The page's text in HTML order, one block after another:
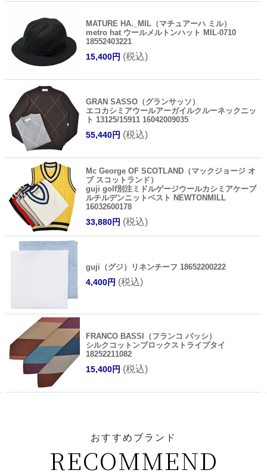
MATURE HA._MIL（マチュアーハ ミル）
metro hat ウールメルトンハット MIL-0710
18552403221
15,400円 (税込)
GRAN SASSO（グランサッソ）
エコカシミアウールアーガイルクルーネックニッ
ト 13125/15911 16042009035
55,440円 (税込)
Mc George OF SCOTLAND（マックジョージ オ
ブ スコットランド）
guji golf別注ミドルゲージウールカシミアケーブ
ルチルデンニットベスト NEWTONMILL
16032600178
33,880円 (税込)
guji（グジ）リネンチーフ 18652200222
4,400円 (税込)
FRANCO BASSI（フランコ バッシ）
シルクコットンブロックストライプタイ
18252211082
15,400円 (税込)
おすすめブランド
RECOMMEND